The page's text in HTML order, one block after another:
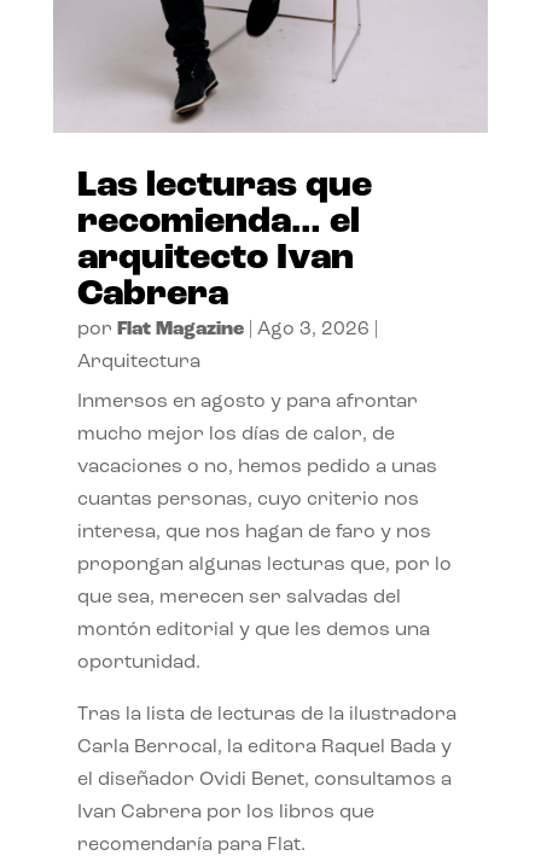
Las lecturas que
recomienda… el
arquitecto Ivan
Cabrera
por Flat Magazine| Ago 3, 2026
Arquitectura
Inmersos en agosto y para afrontar
mucho mejor los días de calor, de
vacaciones o no, hemos pedido a unas
cuantas personas, cuyo criterio nos
interesa, que nos hagan de faro y nos
propongan algunas lecturas que, por lo
que sea, merecen ser salvadas del
montón editorial y que les demos una
oportunidad.
Tras la lista de lecturas de la ilustradora
Carla Berrocal, la editora Raquel Bada y
el diseñador Ovidi Benet, consultamos a
Ivan Cabrera por los libros que
recomendaría para Flat.